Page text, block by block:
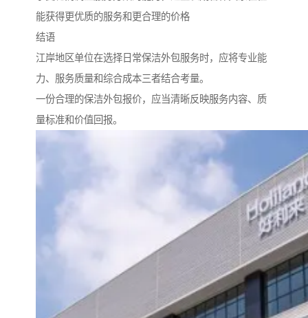
能获得更优质的服务和更合理的价格
结语
江岸地区单位在选择日常保洁外包服务时，应将专业能
力、服务质量和综合成本三者结合考量。
一份合理的保洁外包报价，应当清晰反映服务内容、质
量标准和价值回报。